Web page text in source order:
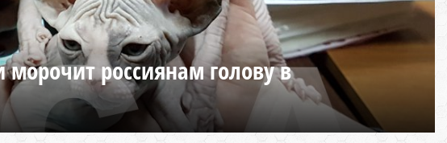
морочит россиянам голову в